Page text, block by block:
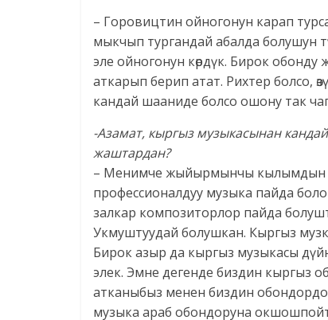
– Горовицтин ойногонун карап
мыкчып тургандай абалда болушун
эле ойногонун көрдүк. Бирок обонду
аткарып берип атат. Рихтер болсо,
кандай шааниде болсо ошону так
-Азамат, кыргыз музыкасынан
жаштардан?
– Менимче жыйырмынчы кылымдын
профессионалдуу музыка пайда
залкар композиторлор пайда
Укмуштуудай болушкан. Кыргыз
Бирок азыр да кыргыз музыкасы
элек. Эмне дегенде биздин кыргыз
атканыбыз менен биздин
музыка араб обондоруна